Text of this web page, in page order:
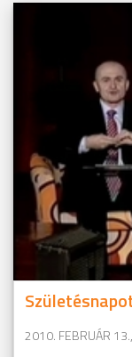
2010. FEBRUÁR